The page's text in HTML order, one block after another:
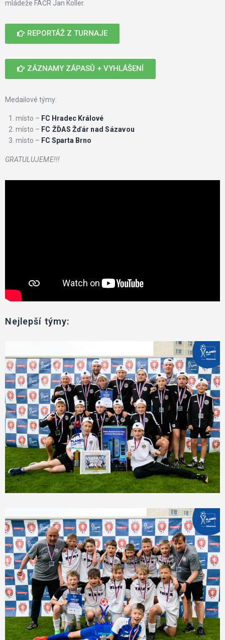
mládeže FAČR Jan Koller.
REPORTÁŽ Z TURNAJE
ZÁZNAMY ZÁPASŮ + VYHLÁŠENÍ
Medailové týmy:
místo – FC Hradec Králové
místo – FC ŽĎAS Žďár nad Sázavou
místo – FC Sparta Brno
GRATULUJEME!!!
Nejlepší týmy: